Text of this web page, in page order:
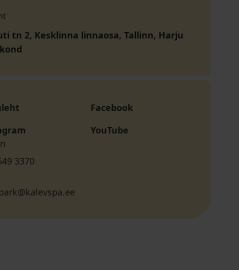
tn 2, Kesklinna linnaosa, Tallinn, Harju
Facebook
YouTube
3370